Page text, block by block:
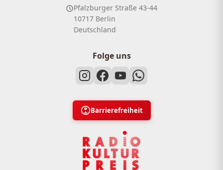
Pfalzburger Straße 43-44
10717 Berlin
Deutschland
Folge uns
Barrierefreiheit